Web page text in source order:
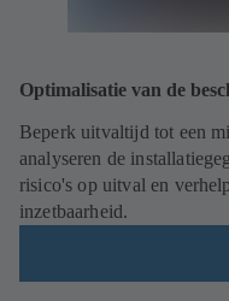
Optimalisatie van de
Beperk uitvaltijd tot een
analyseren de
risico's op uitval en
inzetbaarheid.